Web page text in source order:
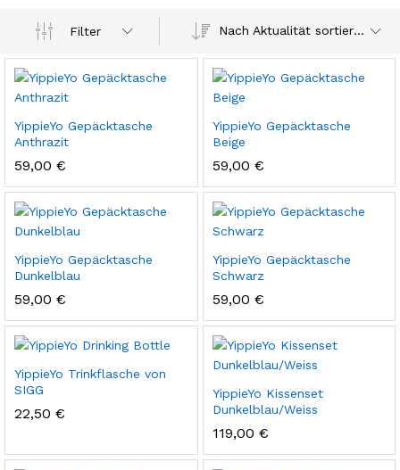
Filter Nach Aktualität sortieren
YippieYo Gepäcktasche
Anthrazit
59,00 €
YippieYo Gepäcktasche
Beige
59,00 €
YippieYo Gepäcktasche
Dunkelblau
59,00 €
YippieYo Gepäcktasche
Schwarz
59,00 €
YippieYo Trinkflasche von
SIGG
22,50 €
YippieYo Kissenset
Dunkelblau/Weiss
119,00 €